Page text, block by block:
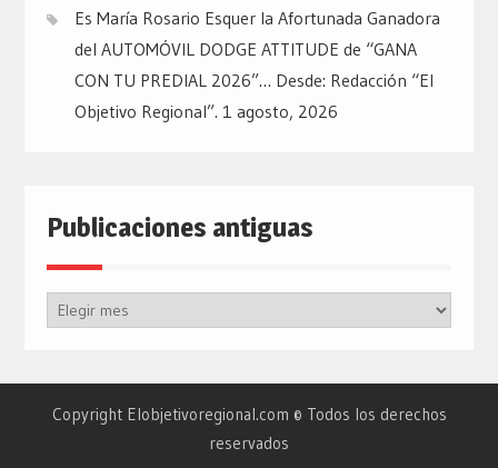
Es María Rosario Esquer la Afortunada Ganadora
del AUTOMÓVIL DODGE ATTITUDE de “GANA
CON TU PREDIAL 2026”… Desde: Redacción “El
Objetivo Regional”. 1 agosto, 2026
Publicaciones antiguas
Publicaciones
Copyright Elobjetivoregional.com © Todos los derechos
reservados